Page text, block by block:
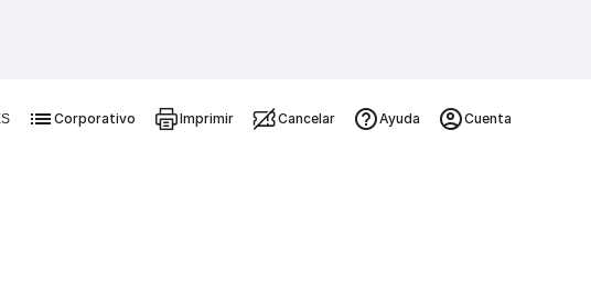
Corporativo Imprimir Cancelar Ayuda Cuenta